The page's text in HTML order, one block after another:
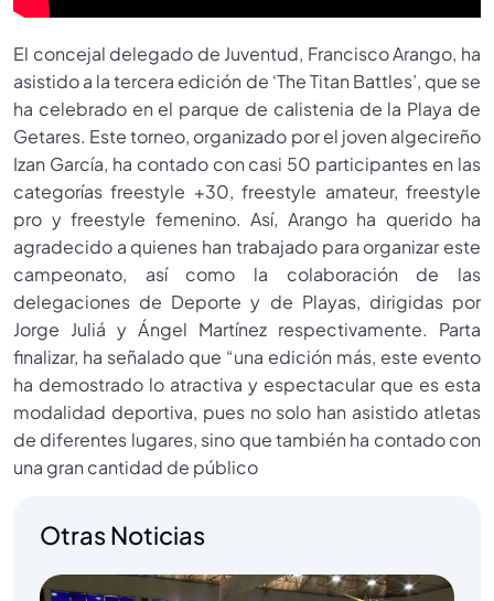
El concejal delegado de Juventud, Francisco Arango, ha
asistido a la tercera edición de ‘The Titan Battles’, que se
ha celebrado en el parque de calistenia de la Playa de
Getares. Este torneo, organizado por el joven algecireño
Izan García, ha contado con casi 50 participantes en las
categorías freestyle +30, freestyle amateur, freestyle
pro y freestyle femenino. Así, Arango ha querido ha
agradecido a quienes han trabajado para organizar este
campeonato, así como la colaboración de las
delegaciones de Deporte y de Playas, dirigidas por
Jorge Juliá y Ángel Martínez respectivamente. Parta
finalizar, ha señalado que “una edición más, este evento
ha demostrado lo atractiva y espectacular que es esta
modalidad deportiva, pues no solo han asistido atletas
de diferentes lugares, sino que también ha contado con
una gran cantidad de público
Otras Noticias